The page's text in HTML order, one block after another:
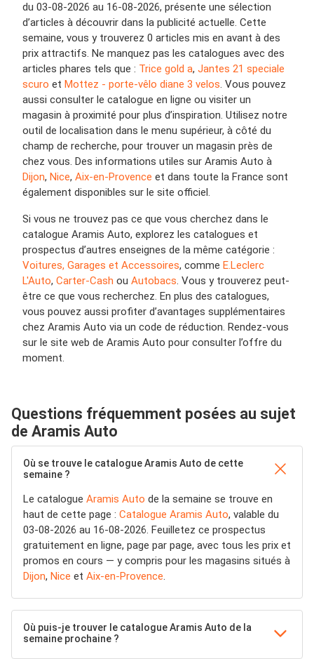
du 03-08-2026 au 16-08-2026, présente une sélection
d’articles à découvrir dans la publicité actuelle. Cette
semaine, vous y trouverez 0 articles mis en avant à des
prix attractifs. Ne manquez pas les catalogues avec des
articles phares tels que : Trice gold a, Jantes 21 speciale
scuro et Mottez - porte-vêlo diane 3 velos. Vous pouvez
aussi consulter le catalogue en ligne ou visiter un
magasin à proximité pour plus d’inspiration. Utilisez notre
outil de localisation dans le menu supérieur, à côté du
champ de recherche, pour trouver un magasin près de
chez vous. Des informations utiles sur Aramis Auto à
Dijon, Nice, Aix-en-Provence et dans toute la France sont
également disponibles sur le site officiel.
Si vous ne trouvez pas ce que vous cherchez dans le
catalogue Aramis Auto, explorez les catalogues et
prospectus d’autres enseignes de la même catégorie :
Voitures, Garages et Accessoires, comme E.Leclerc
L'Auto, Carter-Cash ou Autobacs. Vous y trouverez peut-
être ce que vous recherchez. En plus des catalogues,
vous pouvez aussi profiter d’avantages supplémentaires
chez Aramis Auto via un code de réduction. Rendez-vous
sur le site web de Aramis Auto pour consulter l’offre du
moment.
Questions fréquemment posées au sujet
de Aramis Auto
Où se trouve le catalogue Aramis Auto de cette
semaine ?
Le catalogue Aramis Auto de la semaine se trouve en
haut de cette page : Catalogue Aramis Auto, valable du
03-08-2026 au 16-08-2026. Feuilletez ce prospectus
gratuitement en ligne, page par page, avec tous les prix et
promos en cours — y compris pour les magasins situés à
Dijon, Nice et Aix-en-Provence.
Où puis-je trouver le catalogue Aramis Auto de la
semaine prochaine ?